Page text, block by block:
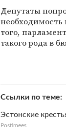
Депутаты
того,
такого рода в
Ссылки по теме
Эстонские
Postimees